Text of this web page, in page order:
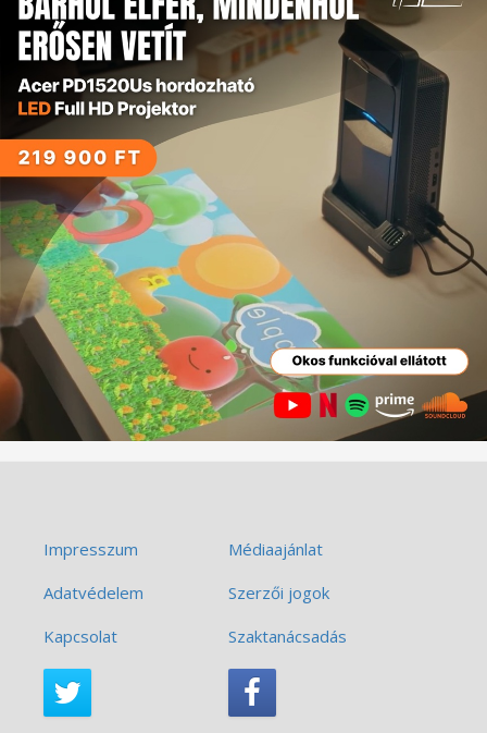
Impresszum
Médiaajánlat
Adatvédelem
Szerzői jogok
Kapcsolat
Szaktanácsadás